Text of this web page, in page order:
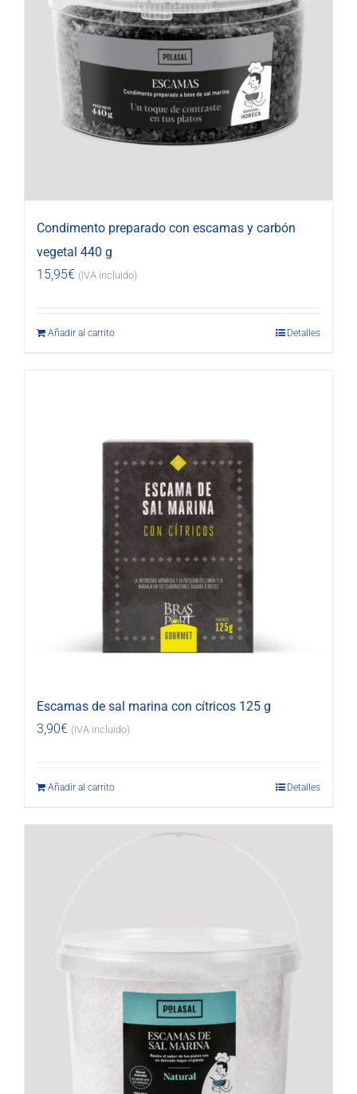
Condimento preparado con escamas y carbón
vegetal 440 g
15,95€ (IVA incluido)
Añadir al carrito Detalles
Escamas de sal marina con cítricos 125 g
3,90€ (IVA incluido)
Añadir al carrito Detalles